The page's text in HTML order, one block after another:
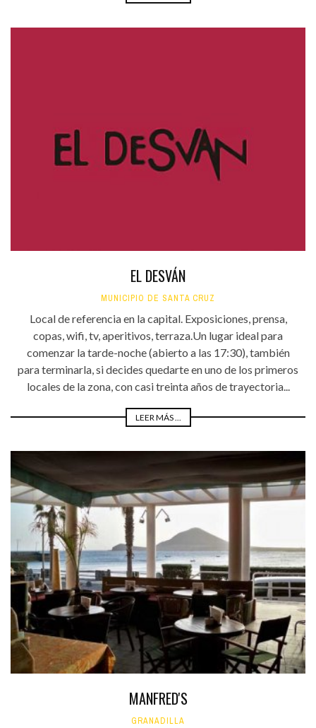
EL DESVÁN
MUNICIPIO DE SANTA CRUZ
Local de referencia en la capital. Exposiciones, prensa,
copas, wifi, tv, aperitivos, terraza.Un lugar ideal para
comenzar la tarde-noche (abierto a las 17:30), también
para terminarla, si decides quedarte en uno de los primeros
locales de la zona, con casi treinta años de trayectoria...
LEER MÁS ...
MANFRED'S
GRANADILLA